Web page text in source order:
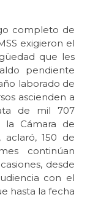
completo de
exigieron el
que les
pendiente
laborado de
ascienden a
de mil 707
la Cámara de
150 de
continúan
desde
con el
hasta la fecha